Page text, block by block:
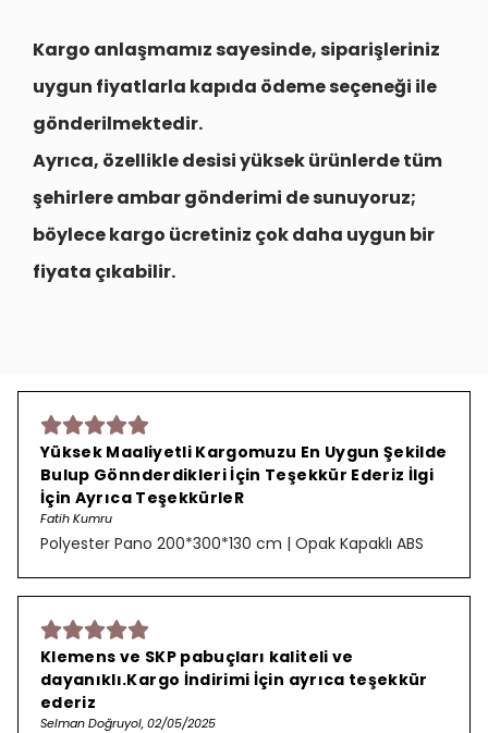
Kargo anlaşmamız sayesinde, siparişleriniz
uygun fiyatlarla kapıda ödeme seçeneği ile
gönderilmektedir.
Ayrıca, özellikle desisi yüksek ürünlerde tüm
şehirlereambar gönderimi de sunuyoruz;
böylece kargo ücretiniz çok daha uygun bir
fiyata çıkabilir.
Yüksek Maaliyetli Kargomuzu En Uygun Şekilde
Bulup Gönnderdikleri İçin Teşekkür Ederiz İlgi
İçin Ayrıca TeşekkürleR
Fatih Kumru
Polyester Pano 200*300*130 cm | Opak Kapaklı ABS
Klemens ve SKP pabuçları kaliteli ve
dayanıklı.Kargo İndirimi İçin ayrıca teşekkür
ederiz
Selman Doğruyol, 02/05/2025